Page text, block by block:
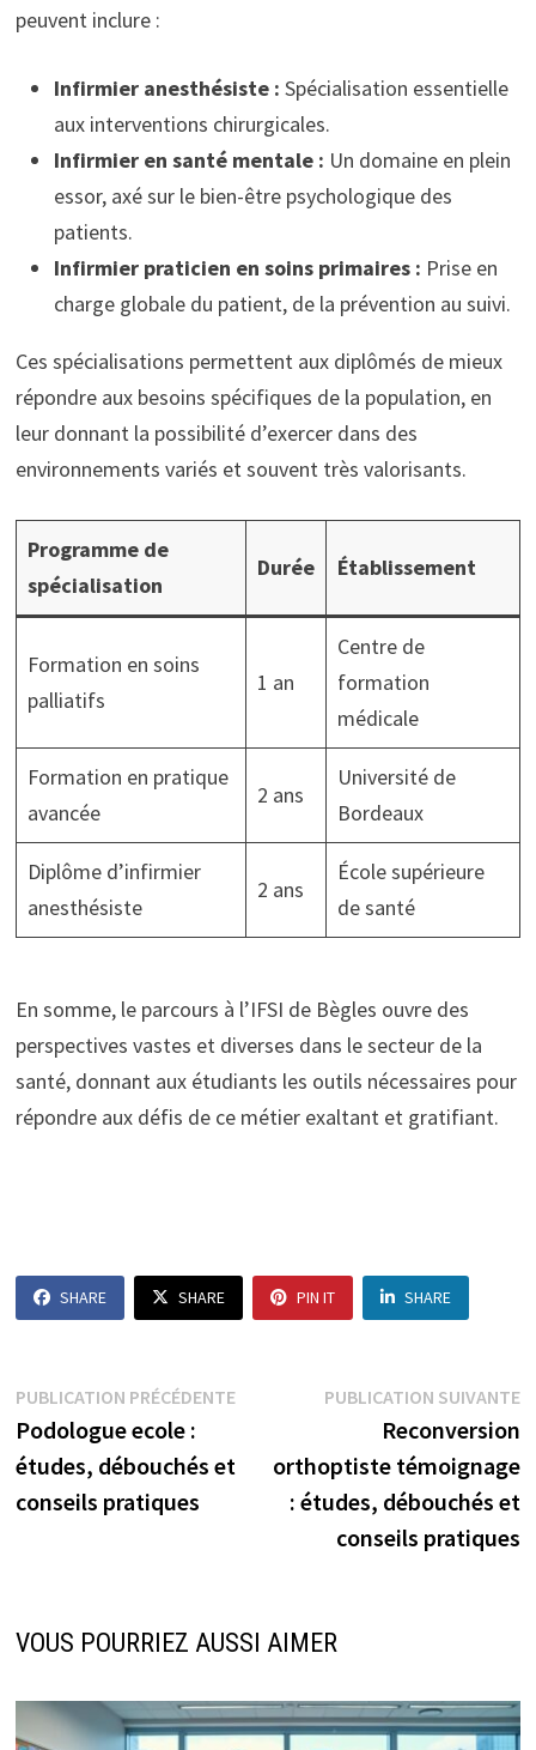
peuvent inclure :
Infirmier anesthésiste : Spécialisation essentielle
aux interventions chirurgicales.
Infirmier en santé mentale : Un domaine en plein
essor, axé sur le bien-être psychologique des
patients.
Infirmier praticien en soins primaires : Prise en
charge globale du patient, de la prévention au suivi.
Ces spécialisations permettent aux diplômés de mieux
répondre aux besoins spécifiques de la population, en
leur donnant la possibilité d’exercer dans des
environnements variés et souvent très valorisants.
Programme de
spécialisation
Durée Établissement
Formation en soins
palliatifs
1 an
Centre de
formation
médicale
Formation en pratique
avancée
2 ans
Université de
Bordeaux
Diplôme d’infirmier
anesthésiste
2 ans
École supérieure
de santé
En somme, le parcours à l’IFSI de Bègles ouvre des
perspectives vastes et diverses dans le secteur de la
santé, donnant aux étudiants les outils nécessaires pour
répondre aux défis de ce métier exaltant et gratifiant.
SHARE SHARE PIN IT SHARE
Navigation
de
l’article
PUBLICATION PRÉCÉDENTEPublication
Podologue ecole :
études, débouchés et
conseils pratiques
PUBLICATION SUIVANTE
Reconversion
orthoptiste témoignage
: études, débouchés et
conseils pratiques
VOUS POURRIEZ AUSSI AIMER